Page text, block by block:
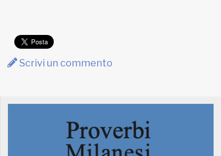
Scrivi un commento